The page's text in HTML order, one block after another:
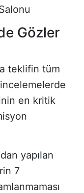
Gözler
teklifin tüm
en kritik
yapılan
7